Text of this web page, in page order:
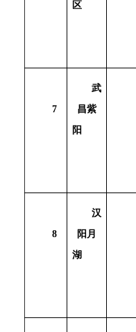
区
7
武
昌紫
阳
8
汉
阳月
湖